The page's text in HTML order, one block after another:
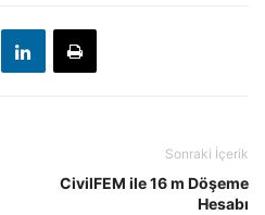
Sonraki İçerik
CivilFEM ile 16 m Döşeme
Hesabı